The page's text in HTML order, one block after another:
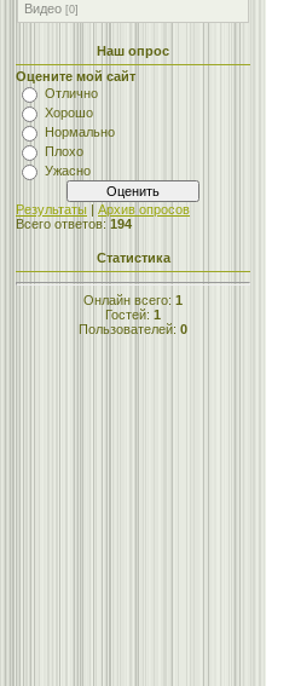
Видео [0]
Наш опрос
Оцените мой сайт
Отлично
Хорошо
Нормально
Плохо
Ужасно
Результаты | Архив опросов
Всего ответов: 194
Статистика
Онлайн всего: 1
Гостей: 1
Пользователей: 0